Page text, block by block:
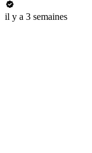
il y a 3 semaines